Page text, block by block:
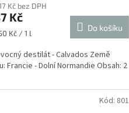
Kč bez DPH
Kč
Kč / 1 l
Do košíku
destilát - Calvados Země
Francie - Dolní Normandie Obsah: 2
Kód: 801